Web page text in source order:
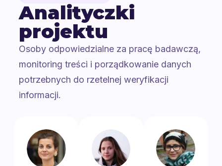
Analityczki
projektu
Osoby odpowiedzialne za pracę badawczą,
monitoring treści i porządkowanie danych
potrzebnych do rzetelnej weryfikacji
informacji.